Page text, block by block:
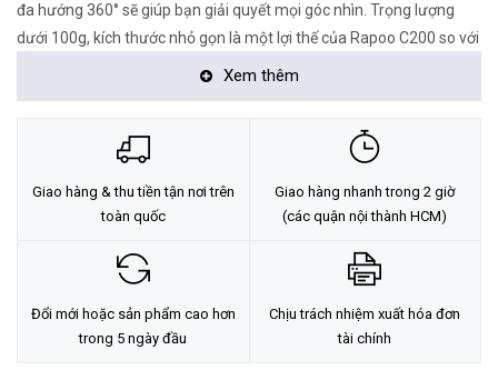
đa hướng 360° sẽ giúp bạn giải quyết mọi góc nhìn. Trọng lượng
dưới 100g, kích thước nhỏ gọn là một lợi thế của Rapoo C200 so với
Xem thêm
Giao hàng & thu tiền tận nơi trên
toàn quốc
Giao hàng nhanh trong 2 giờ
(các quận nội thành HCM)
Đổi mới hoặc sản phẩm cao hơn
trong 5 ngày đầu
Chịu trách nhiệm xuất hóa đơn
tài chính